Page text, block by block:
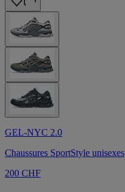
GEL-NYC 2.0
Chaussures SportStyle unisexes
200 CHF